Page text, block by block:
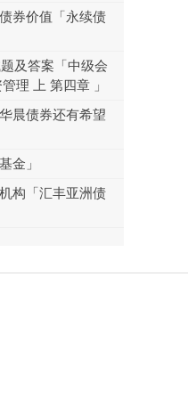
券价值「永续债
及答案「中级会
理 上 第四章 」
晨债券还有希望
金」
构「汇丰亚洲债